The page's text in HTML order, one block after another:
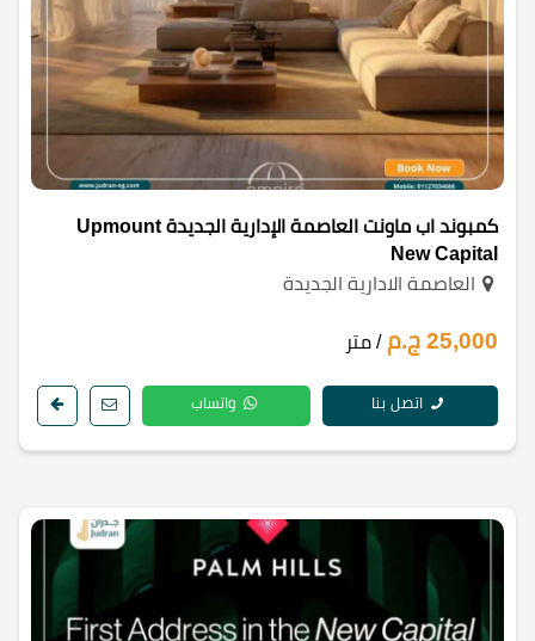
كمبوند اب ماونت العاصمة الإدارية الجديدة Upmount
New Capital
العاصمة الادارية الجديدة
25,000 ج.م / متر
اتصل بنا واتساب